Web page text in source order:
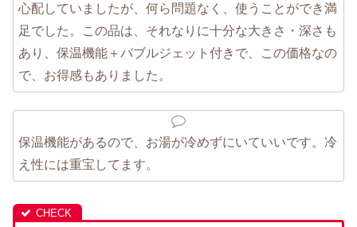
心配していましたが、何ら問題なく、使うことができ満
足でした。この品は、それなりに十分な大きさ・深さも
あり、保温機能＋バブルジェット付きで、この価格なの
で、お得感もありました。
保温機能があるので、お湯が冷めずにいていいです。冷
え性には重宝してます。